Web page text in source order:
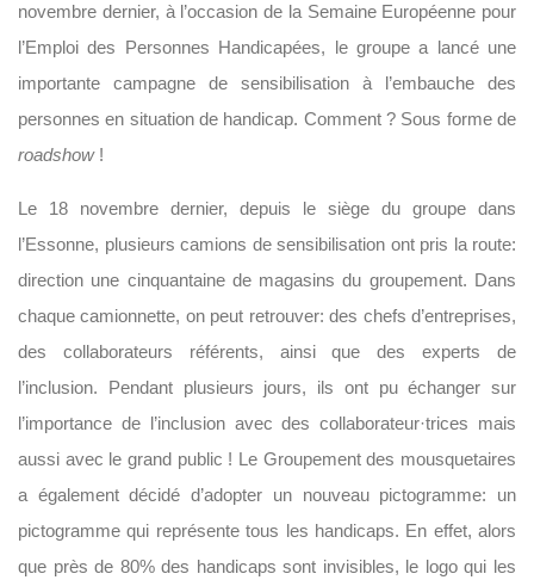
novembre dernier, à l’occasion de la Semaine Européenne pour
l’Emploi des Personnes Handicapées, le groupe a lancé une
importante campagne de sensibilisation à l’embauche des
personnes en situation de handicap. Comment ? Sous forme de
roadshow!
Le 18 novembre dernier, depuis le siège du groupe dans
l’Essonne, plusieurs camions de sensibilisation ont pris la route:
direction une cinquantaine de magasins du groupement. Dans
chaque camionnette, on peut retrouver: des chefs d’entreprises,
des collaborateurs référents, ainsi que des experts de
l’inclusion. Pendant plusieurs jours, ils ont pu échanger sur
l’importance de l’inclusion avec des collaborateur·trices mais
aussi avec le grand public ! Le Groupement des mousquetaires
a également décidé d’adopter un nouveau pictogramme: un
pictogramme qui représente tous les handicaps. En effet, alors
que près de 80% des handicaps sont invisibles, le logo qui les